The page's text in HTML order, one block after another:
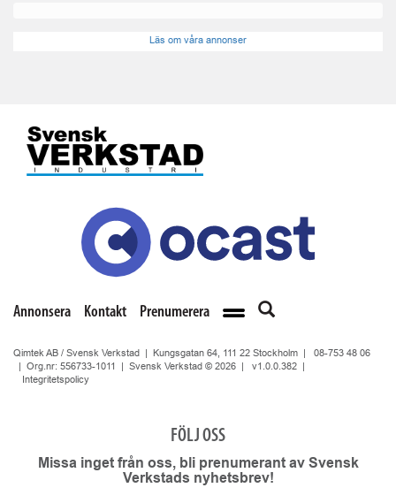
Läs om våra annonser
Annonsera Kontakt Prenumerera
Qimtek AB / Svensk Verkstad | Kungsgatan 64, 111 22 Stockholm | 08-753 48 06
| Org.nr: 556733-1011 | Svensk Verkstad © 2026 | v1.0.0.382
Integritetspolicy
FÖLJ OSS
Missa inget från oss, bli prenumerant av Svensk
Verkstads nyhetsbrev!